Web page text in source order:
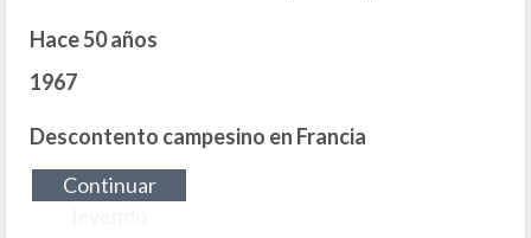
Hace 50 años
1967
Descontento campesino en Francia
Continuar